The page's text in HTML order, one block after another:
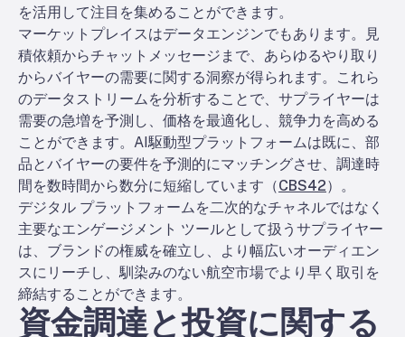
を活用して注目を集めることができます。
マーケットプレイスはデータエンジンでもあります。見
積依頼からチャットメッセージまで、あらゆるやり取り
からバイヤーの需要に関する洞察が得られます。これら
のデータストリームを分析することで、サプライヤーは
需要の急増を予測し、価格を最適化し、競争力を高める
ことができます。AI駆動型プラットフォームは既に、部
品とバイヤーの要件を予測的にマッチングさせ、調達時
間を数時間から数分に短縮しています（CBS42）。
デジタル プラットフォームを二次的なチャネルではなく
主要なエンゲージメント ツールとして扱うサプライヤー
は、ブランドの権威を確立し、より幅広いオーディエン
スにリーチし、馴染みのない航空市場でより早く取引を
締結することができます。
資金調達と投資に関する